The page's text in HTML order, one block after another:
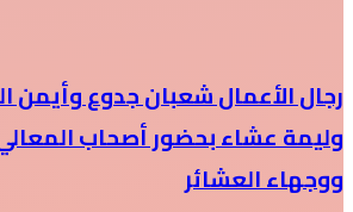
رجال الأعمال شعبان جدوع وأيمن
وليمة عشاء بحضور أصحاب
ووجهاء العشائر